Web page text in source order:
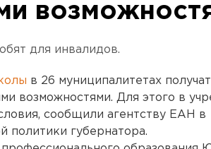
для инвалидов.
в 26 муниципалитетах
возможностями. Для этого в
сообщили агентству ЕАН в
политики губернатора.